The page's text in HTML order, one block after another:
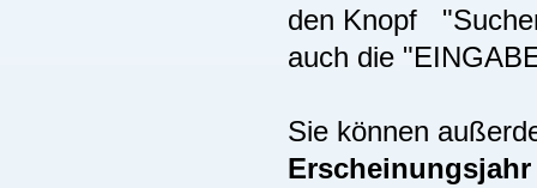
den Knopf
auch die
Sie können